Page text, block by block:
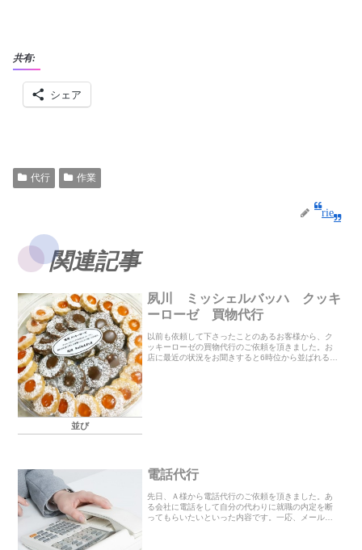
共有:
シェア
代行 作業
rie
関連記事
並び
夙川 ミッシェルバッハ クッキ
ーローゼ 買物代行
以前も依頼して下さったことのあるお客様から、ク
ッキーローゼの買物代行のご依頼を頂きました。お
店に最近の状況をお聞きすると6時位から並ばれる日
電話代行
先日、Ａ様から電話代行のご依頼を頂きました。あ
る会社に電話をして自分の代わりに就職の内定を断
ってもらいたいといった内容です。一応、メールで